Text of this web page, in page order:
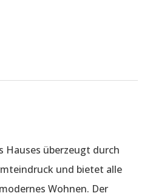
Hauses überzeugt durch
und bietet alle
Wohnen. Der